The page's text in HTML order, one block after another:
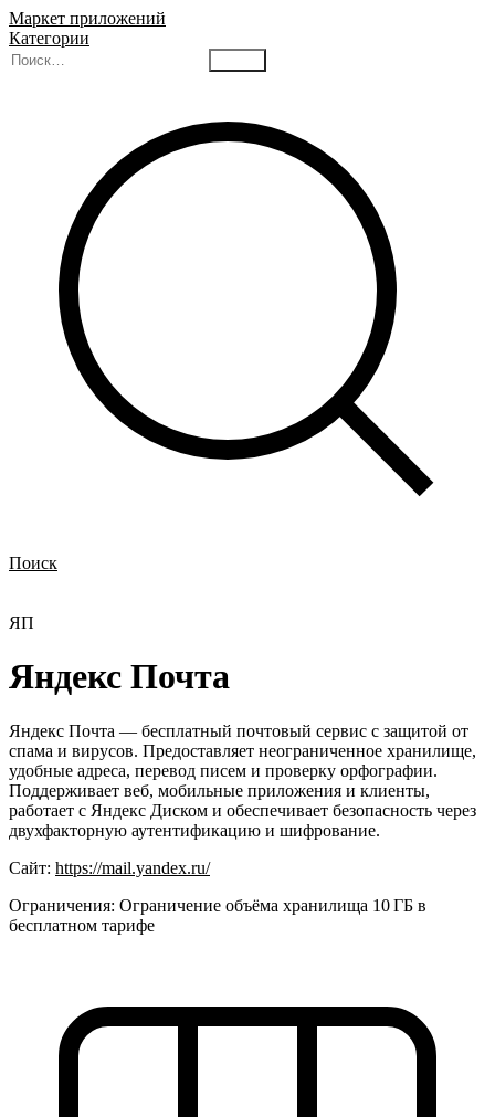
Маркет приложений
Категории
Поиск
ЯП
Яндекс Почта
Яндекс Почта — бесплатный почтовый сервис с защитой от
спама и вирусов. Предоставляет неограниченное хранилище,
удобные адреса, перевод писем и проверку орфографии.
Поддерживает веб, мобильные приложения и клиенты,
работает с Яндекс Диском и обеспечивает безопасность через
двухфакторную аутентификацию и шифрование.
Сайт: https://mail.yandex.ru/
Ограничения: Ограничение объёма хранилища 10 ГБ в
бесплатном тарифе